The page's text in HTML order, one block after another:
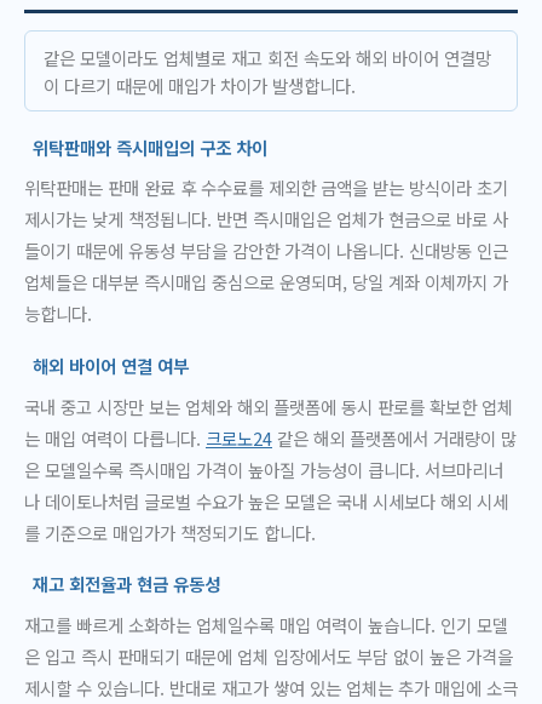
같은 모델이라도 업체별로 재고 회전 속도와 해외 바이어 연결망
이 다르기 때문에 매입가 차이가 발생합니다.
위탁판매와 즉시매입의 구조 차이
위탁판매는 판매 완료 후 수수료를 제외한 금액을 받는 방식이라 초기
제시가는 낮게 책정됩니다. 반면 즉시매입은 업체가 현금으로 바로 사
들이기 때문에 유동성 부담을 감안한 가격이 나옵니다. 신대방동 인근
업체들은 대부분 즉시매입 중심으로 운영되며, 당일 계좌 이체까지 가
능합니다.
해외 바이어 연결 여부
국내 중고 시장만 보는 업체와 해외 플랫폼에 동시 판로를 확보한 업체
는 매입 여력이 다릅니다. 크로노24 같은 해외 플랫폼에서 거래량이 많
은 모델일수록 즉시매입 가격이 높아질 가능성이 큽니다. 서브마리너
나 데이토나처럼 글로벌 수요가 높은 모델은 국내 시세보다 해외 시세
를 기준으로 매입가가 책정되기도 합니다.
재고 회전율과 현금 유동성
재고를 빠르게 소화하는 업체일수록 매입 여력이 높습니다. 인기 모델
은 입고 즉시 판매되기 때문에 업체 입장에서도 부담 없이 높은 가격을
제시할 수 있습니다. 반대로 재고가 쌓여 있는 업체는 추가 매입에 소극